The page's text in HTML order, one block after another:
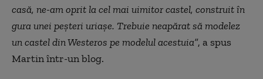
casă, ne-am oprit la cel mai uimitor castel, construit în
gura unei peșteri uriașe. Trebuie neapărat să modelez
un castel din Westeros pe modelul acestuia”, a spus
Martin într-un blog.